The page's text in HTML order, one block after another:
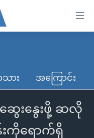
ား အကြောင်း
းဆွေး‌နွေးဖို့ ဆလို
းကိုရောက်ရှိ